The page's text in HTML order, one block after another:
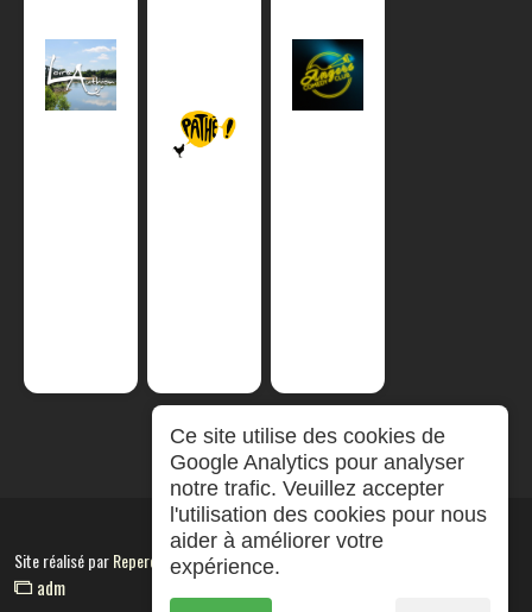
Site réalisé parRepereCom
adm
Ce site utilise des cookies de
Google Analytics pour analyser
notre trafic. Veuillez accepter
l'utilisation des cookies pour nous
aider à améliorer votre
expérience.